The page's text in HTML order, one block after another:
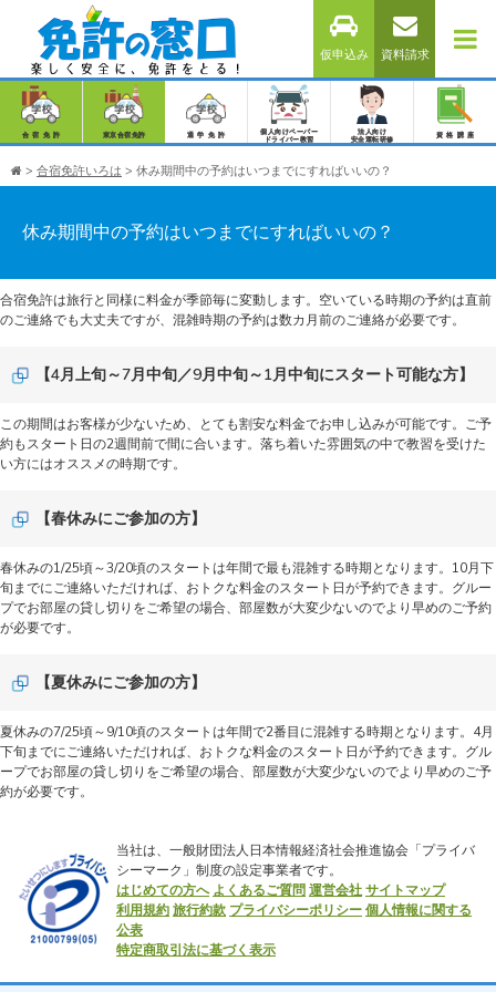
仮申込み 資料請求
合宿免許 東京合宿免許 通学免許
個人向けペーパー
ドライバー教習
法人向け
安全運転研修
資格講座
> 合宿免許いろは > 休み期間中の予約はいつまでにすればいいの？
休み期間中の予約はいつまでにすればいいの？
合宿免許は旅行と同様に料金が季節毎に変動します。空いている時期の予約は直前
のご連絡でも大丈夫ですが、混雑時期の予約は数カ月前のご連絡が必要です。
【4月上旬～7月中旬／9月中旬～1月中旬にスタート可能な方】
この期間はお客様が少ないため、とても割安な料金でお申し込みが可能です。ご予
約もスタート日の2週間前で間に合います。落ち着いた雰囲気の中で教習を受けた
い方にはオススメの時期です。
【春休みにご参加の方】
春休みの1/25頃～3/20頃のスタートは年間で最も混雑する時期となります。10月下
旬までにご連絡いただければ、おトクな料金のスタート日が予約できます。グルー
プでお部屋の貸し切りをご希望の場合、部屋数が大変少ないのでより早めのご予約
が必要です。
【夏休みにご参加の方】
夏休みの7/25頃～9/10頃のスタートは年間で2番目に混雑する時期となります。4月
下旬までにご連絡いただければ、おトクな料金のスタート日が予約できます。グル
ープでお部屋の貸し切りをご希望の場合、部屋数が大変少ないのでより早めのご予
約が必要です。
当社は、一般財団法人日本情報経済社会推進協会「プライバ
シーマーク」制度の設定事業者です。
はじめての方へ よくあるご質問 運営会社サイトマップ
利用規約旅行約款 プライバシーポリシー個人情報に関する
公表
特定商取引法に基づく表示